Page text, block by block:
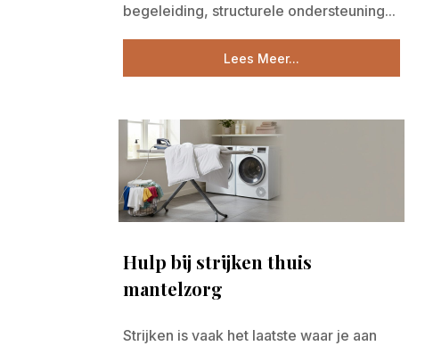
begeleiding, structurele ondersteuning...
Lees Meer...
Hulp bij strijken thuis
mantelzorg
Strijken is vaak het laatste waar je aan